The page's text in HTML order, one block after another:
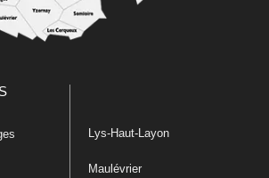
Lys-Haut-Layon
Maulévrier